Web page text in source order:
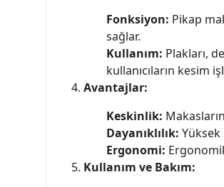
Fonksiyon: Pikap
sağlar.
Kullanım: Plakları,
kullanıcıların kesim
Avantajlar:
Keskinlik:
Dayanıklılık:
Ergonomi:
Kullanım ve Bakım: